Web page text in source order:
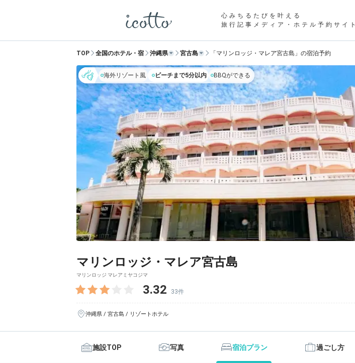
心みちるたびを叶える
旅行記事メディア・ホテル予約サイト
TOP 全国のホテル・宿 沖縄県 宮古島 「マリンロッジ・マレア宮古島」の宿泊予約
海外リゾート風 ビーチまで5分以内 BBQができる
マリンロッジ・マレア宮古島
マリンロッジ マレアミヤコジマ
3.32 33件
沖縄県 / 宮古島 / リゾートホテル
施設TOP 写真 宿泊プラン 過ごし方